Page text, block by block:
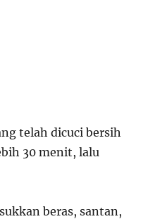
telah dicuci bersih
30 menit, lalu
beras, santan,